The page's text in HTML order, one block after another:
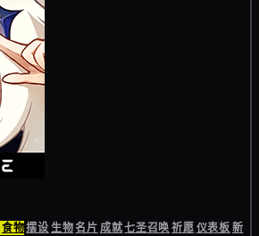
食物摆设生物名片成就七圣召唤祈愿仪表板新